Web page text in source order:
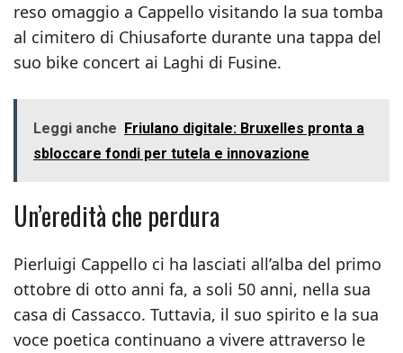
reso omaggio a Cappello visitando la sua tomba
al cimitero di Chiusaforte durante una tappa del
suo bike concert ai Laghi di Fusine.
Leggi anche Friulano digitale: Bruxelles pronta a
sbloccare fondi per tutela e innovazione
Un’eredità che perdura
Pierluigi Cappello ci ha lasciati all’alba del primo
ottobre di otto anni fa, a soli 50 anni, nella sua
casa di Cassacco. Tuttavia, il suo spirito e la sua
voce poetica continuano a vivere attraverso le